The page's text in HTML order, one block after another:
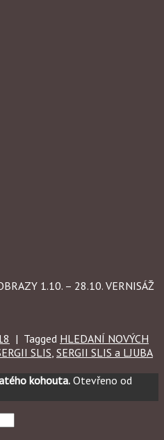
1.10. – 28.10. VERNISÁŽ
| Tagged HLEDANÍ NOVÝCH
SLIS SERGII SLIS a LJUBA
kohouta. Otevřeno od